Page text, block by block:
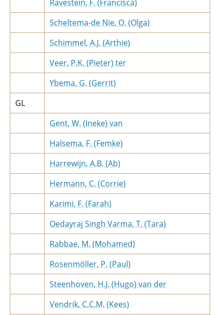
Ravestein, F. (Francisca)
Scheltema-de Nie, O. (Olga)
Schimmel, A.J. (Arthie)
Veer, P.K. (Pieter) ter
Ybema, G. (Gerrit)
GL
Gent, W. (Ineke) van
Halsema, F. (Femke)
Harrewijn, A.B. (Ab)
Hermann, C. (Corrie)
Karimi, F. (Farah)
Oedayraj Singh Varma, T. (Tara)
Rabbae, M. (Mohamed)
Rosenmöller, P. (Paul)
Steenhoven, H.J. (Hugo) van der
Vendrik, C.C.M. (Kees)